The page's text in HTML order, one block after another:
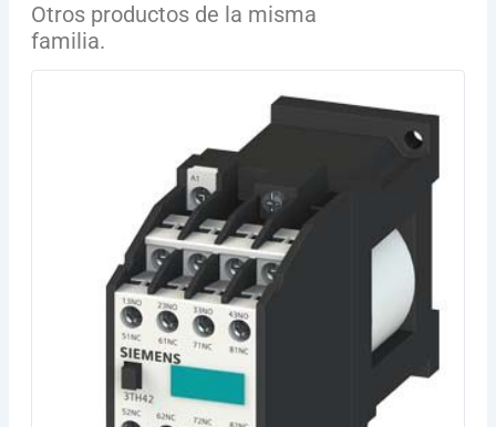
Otros productos de la misma
familia.